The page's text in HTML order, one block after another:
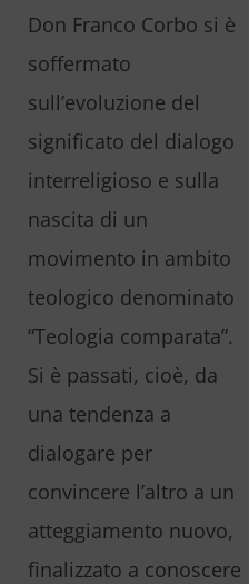
Don Franco Corbo si è
soffermato
sull’evoluzione del
significato del dialogo
interreligioso e sulla
nascita di un
movimento in ambito
teologico denominato
“Teologia comparata”.
Si è passati, cioè, da
una tendenza a
dialogare per
convincere l’altro a un
atteggiamento nuovo,
finalizzato a conoscere